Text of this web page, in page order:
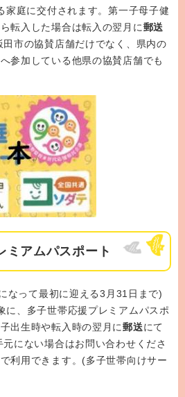
家庭に交付されます。第一子母子健
転入した場合は転入の翌月に郵送
市の協賛店舗だけでなく、県内の
参加している他県の協賛店舗でも
ミアムパスポート
なって最初に迎える3月31日まで)
に、多子世帯応援プレミアムパスポ
出生時や転入時の翌月に郵送にて
にない場合はお問い合わせくださ
利用できます。(多子世帯向けサー